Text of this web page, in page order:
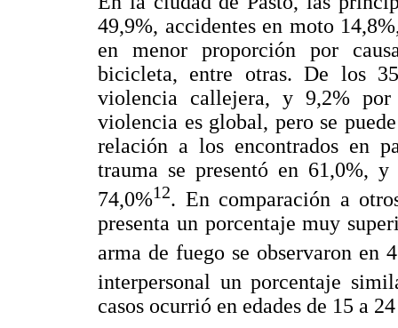
49,9%, accidentes en moto
en menor proporción por
bicicleta, entre otras. De los
violencia callejera, y 9,2%
violencia es global, pero se
relación a los encontrados en
trauma se presentó en 61,0%,
74,0%12. En comparación a
presenta un porcentaje muy
arma de fuego se observaron en
interpersonal un porcentaje
casos ocurrió en edades de 15 a